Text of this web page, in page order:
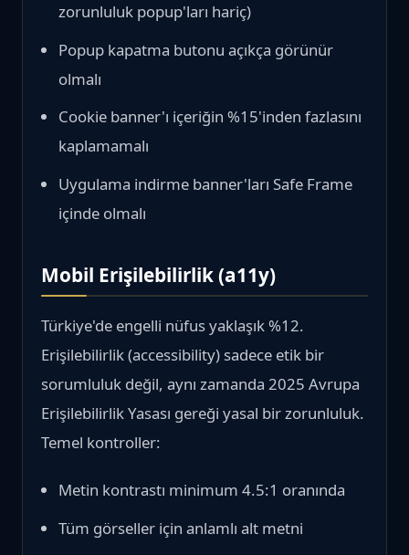
zorunluluk popup'ları hariç)
Popup kapatma butonu açıkça görünür
olmalı
Cookie banner'ı içeriğin %15'inden fazlasını
kaplamamalı
Uygulama indirme banner'ları Safe Frame
içinde olmalı
Mobil Erişilebilirlik (a11y)
Türkiye'de engelli nüfus yaklaşık %12.
Erişilebilirlik (accessibility) sadece etik bir
sorumluluk değil, aynı zamanda 2025 Avrupa
Erişilebilirlik Yasası gereği yasal bir zorunluluk.
Temel kontroller:
Metin kontrastı minimum 4.5:1 oranında
Tüm görseller için anlamlı alt metni